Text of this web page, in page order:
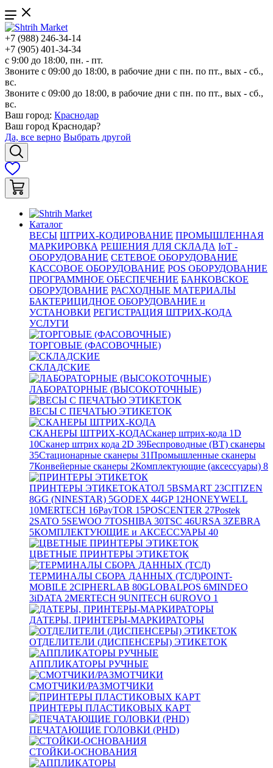
+7 (988) 246-34-14
+7 (905) 401-34-34
с 9:00 до 18:00, пн. - пт.
Звоните с 09:00 до 18:00, в рабочие дни с пн. по пт., вых - сб.,
вс.
Звоните с 09:00 до 18:00, в рабочие дни с пн. по пт., вых - сб.,
вс.
Ваш город: Краснодар
Ваш город Краснодар?
Да, все верно Выбрать другой
Каталог
ВЕСЫ ШТРИХ-КОДИРОВАНИЕ ПРОМЫШЛЕННАЯ
МАРКИРОВКА РЕШЕНИЯ ДЛЯ СКЛАДА IoT -
ОБОРУДОВАНИЕ СЕТЕВОЕ ОБОРУДОВАНИЕ
КАССОВОЕ ОБОРУДОВАНИЕ POS ОБОРУДОВАНИЕ
ПРОГРАММНОЕ ОБЕСПЕЧЕНИЕ БАНКОВСКОЕ
ОБОРУДОВАНИЕ РАСХОДНЫЕ МАТЕРИАЛЫ
БАКТЕРИЦИДНОЕ ОБОРУДОВАНИЕ и
УСТАНОВКИ РЕГИСТРАЦИЯ ШТРИХ-КОДА
УСЛУГИ
ТОРГОВЫЕ (ФАСОВОЧНЫЕ)
СКЛАДСКИЕ
ЛАБОРАТОРНЫЕ (ВЫСОКОТОЧНЫЕ)
ВЕСЫ С ПЕЧАТЬЮ ЭТИКЕТОК
СКАНЕРЫ ШТРИХ-КОДАСканер штрих-кода 1D
10Сканер штрих кода 2D 39Беспроводные (BT) сканеры
35Стационарные сканеры 31Промышленные сканеры
7Конвейерные сканеры 2Комплектующие (аксессуары) 8
ПРИНТЕРЫ ЭТИКЕТОКАТОЛ 5BSMART 23CITIZEN
8GG (NINESTAR) 5GODEX 44GP12HONEYWELL
10MERTECH 16PayTOR 15POSCENTER 27Postek
2SATO 5SEWOO 7TOSHIBA 30TSC 46URSA 3ZEBRA
5КОМПЛЕКТУЮЩИЕ и АКСЕССУАРЫ 40
ЦВЕТНЫЕ ПРИНТЕРЫ ЭТИКЕТОК
ТЕРМИНАЛЫ СБОРА ДАННЫХ (ТСД)POINT-
MOBILE 2CIPHERLAB 80GLOBALPOS 6MINDEO
3iDATA 2MERTECH 9UNITECH 6UROVO 1
ДАТЕРЫ, ПРИНТЕРЫ-МАРКИРАТОРЫ
ОТДЕЛИТЕЛИ (ДИСПЕНСЕРЫ) ЭТИКЕТОК
АППЛИКАТОРЫ РУЧНЫЕ
СМОТЧИКИ/РАЗМОТЧИКИ
ПРИНТЕРЫ ПЛАСТИКОВЫХ КАРТ
ПЕЧАТАЮЩИЕ ГОЛОВКИ (PHD)
СТОЙКИ-ОСНОВАНИЯ